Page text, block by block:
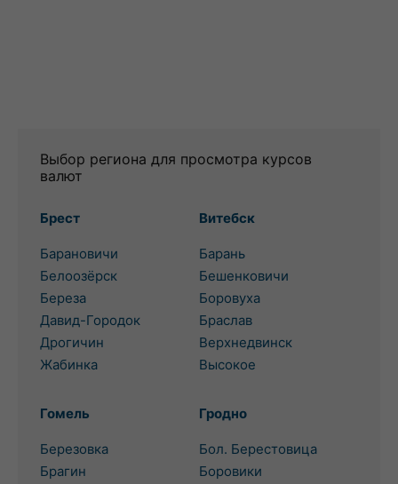
Выбор региона для просмотра курсов
валют
Брест
Барановичи
Белоозёрск
Береза
Давид-Городок
Дрогичин
Жабинка
Витебск
Барань
Бешенковичи
Боровуха
Браслав
Верхнедвинск
Высокое
Гомель
Березовка
Брагин
Гродно
Бол. Берестовица
Боровики